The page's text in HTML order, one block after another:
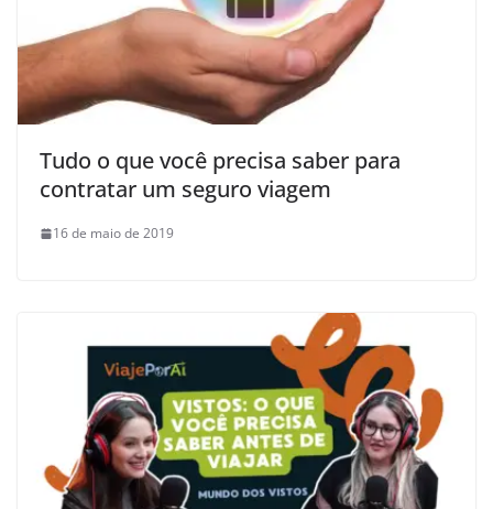
Tudo o que você precisa saber para
contratar um seguro viagem
16 de maio de 2019